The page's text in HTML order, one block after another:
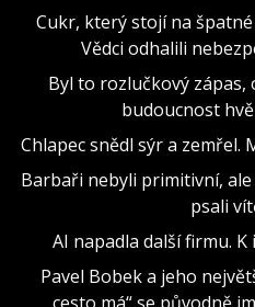
Cukr, který stojí na
Vědci odhalili
Byl to rozlučkový
budoucnost
Chlapec snědl sýr a zemřel.
Barbaři nebyli primitivní,
psali
AI napadla další firmu.
Pavel Bobek a jeho